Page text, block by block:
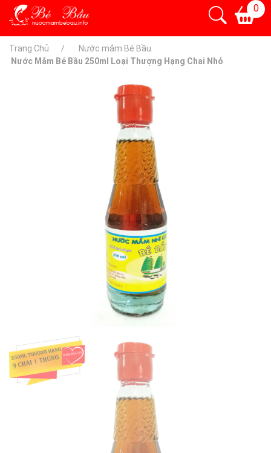
0
Trang Chủ
Nước mắm Bé Bầu
Nước Mắm Bé Bầu 250ml Loại Thượng Hạng Chai Nhỏ